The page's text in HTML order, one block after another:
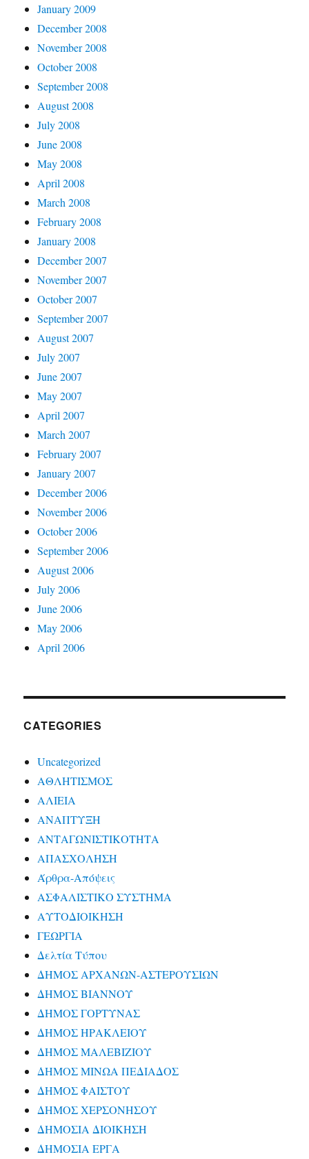
January 2009
December 2008
November 2008
October 2008
September 2008
August 2008
July 2008
June 2008
May 2008
April 2008
March 2008
February 2008
January 2008
December 2007
November 2007
October 2007
September 2007
August 2007
July 2007
June 2007
May 2007
April 2007
March 2007
February 2007
January 2007
December 2006
November 2006
October 2006
September 2006
August 2006
July 2006
June 2006
May 2006
April 2006
CATEGORIES
Uncategorized
ΑΘΛΗΤΙΣΜΟΣ
ΑΛΙΕΙΑ
ΑΝΑΠΤΥΞΗ
ΑΝΤΑΓΩΝΙΣΤΙΚΟΤΗΤΑ
ΑΠΑΣΧΟΛΗΣΗ
Άρθρα-Απόψεις
ΑΣΦΑΛΙΣΤΙΚΟ ΣΥΣΤΗΜΑ
ΑΥΤΟΔΙΟΙΚΗΣΗ
ΓΕΩΡΓΙΑ
Δελτία Τύπου
ΔΗΜΟΣ ΑΡΧΑΝΩΝ-ΑΣΤΕΡΟΥΣΙΩΝ
ΔΗΜΟΣ ΒΙΑΝΝΟΥ
ΔΗΜΟΣ ΓΟΡΤΥΝΑΣ
ΔΗΜΟΣ ΗΡΑΚΛΕΙΟΥ
ΔΗΜΟΣ ΜΑΛΕΒΙΖΙΟΥ
ΔΗΜΟΣ ΜΙΝΩΑ ΠΕΔΙΑΔΟΣ
ΔΗΜΟΣ ΦΑΙΣΤΟΥ
ΔΗΜΟΣ ΧΕΡΣΟΝΗΣΟΥ
ΔΗΜΟΣΙΑ ΔΙΟΙΚΗΣΗ
ΔΗΜΟΣΙΑ ΕΡΓΑ